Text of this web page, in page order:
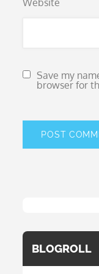
Website
Save my
browser for
BLOGROLL